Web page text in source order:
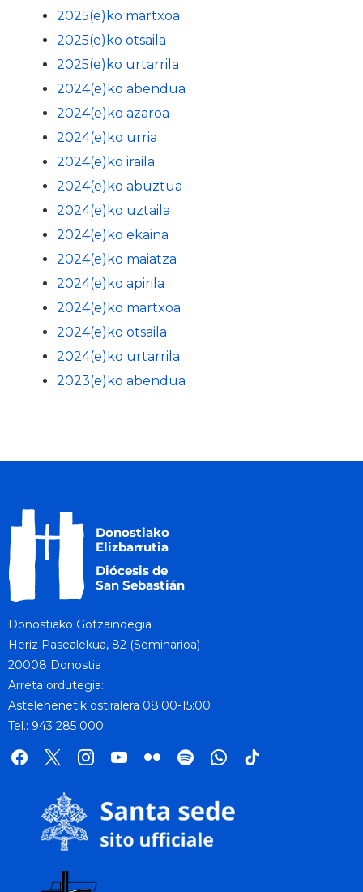
2025(e)ko martxoa
2025(e)ko otsaila
2025(e)ko urtarrila
2024(e)ko abendua
2024(e)ko azaroa
2024(e)ko urria
2024(e)ko iraila
2024(e)ko abuztua
2024(e)ko uztaila
2024(e)ko ekaina
2024(e)ko maiatza
2024(e)ko apirila
2024(e)ko martxoa
2024(e)ko otsaila
2024(e)ko urtarrila
2023(e)ko abendua
Donostiako Gotzaindegia
Heriz Pasealekua, 82 (Seminarioa)
20008 Donostia
Arreta ordutegia:
Astelehenetik ostiralera 08:00-15:00
Tel.: 943 285 000
facebook
x instagramyoutube
flickr spotifywhatsapp
tik